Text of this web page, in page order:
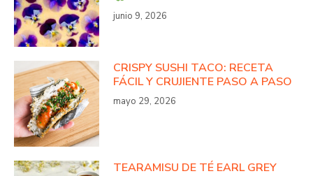
junio 9, 2026
CRISPY SUSHI TACO: RECETA
FÁCIL Y CRUJIENTE PASO A PASO
mayo 29, 2026
TEARAMISU DE TÉ EARL GREY